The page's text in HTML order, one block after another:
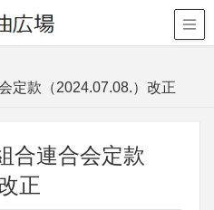
定款（2024.07.08.）改正
合連合会定款
正